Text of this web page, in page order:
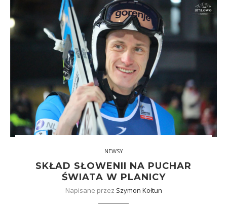
NEWSY
SKŁAD SŁOWENII NA PUCHAR
ŚWIATA W PLANICY
Napisane przez Szymon Kołtun